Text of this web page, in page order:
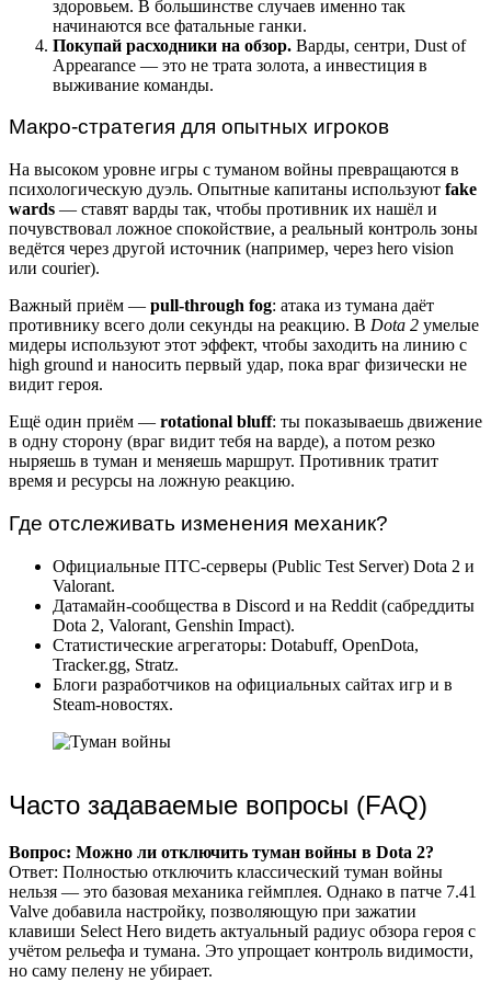
здоровьем. В большинстве случаев именно так
начинаются все фатальные ганки.
Покупай расходники на обзор. Варды, сентри, Dust of
Appearance — это не трата золота, а инвестиция в
выживание команды.
Макро-стратегия для опытных игроков
На высоком уровне игры с туманом войны превращаются в
психологическую дуэль. Опытные капитаны используют fake
wards — ставят варды так, чтобы противник их нашёл и
почувствовал ложное спокойствие, а реальный контроль зоны
ведётся через другой источник (например, через hero vision
или courier).
Важный приём — pull-through fog: атака из тумана даёт
противнику всего доли секунды на реакцию. В Dota 2 умелые
мидеры используют этот эффект, чтобы заходить на линию с
high ground и наносить первый удар, пока враг физически не
видит героя.
Ещё один приём — rotational bluff: ты показываешь движение
в одну сторону (враг видит тебя на варде), а потом резко
ныряешь в туман и меняешь маршрут. Противник тратит
время и ресурсы на ложную реакцию.
Где отслеживать изменения механик?
Официальные ПТС-серверы (Public Test Server) Dota 2 и
Valorant.
Датамайн-сообщества в Discord и на Reddit (сабреддиты
Dota 2, Valorant, Genshin Impact).
Статистические агрегаторы: Dotabuff, OpenDota,
Tracker.gg, Stratz.
Блоги разработчиков на официальных сайтах игр и в
Steam-новостях.
Часто задаваемые вопросы (FAQ)
Вопрос: Можно ли отключить туман войны в Dota 2?
Ответ: Полностью отключить классический туман войны
нельзя — это базовая механика геймплея. Однако в патче 7.41
Valve добавила настройку, позволяющую при зажатии
клавиши Select Hero видеть актуальный радиус обзора героя с
учётом рельефа и тумана. Это упрощает контроль видимости,
но саму пелену не убирает.